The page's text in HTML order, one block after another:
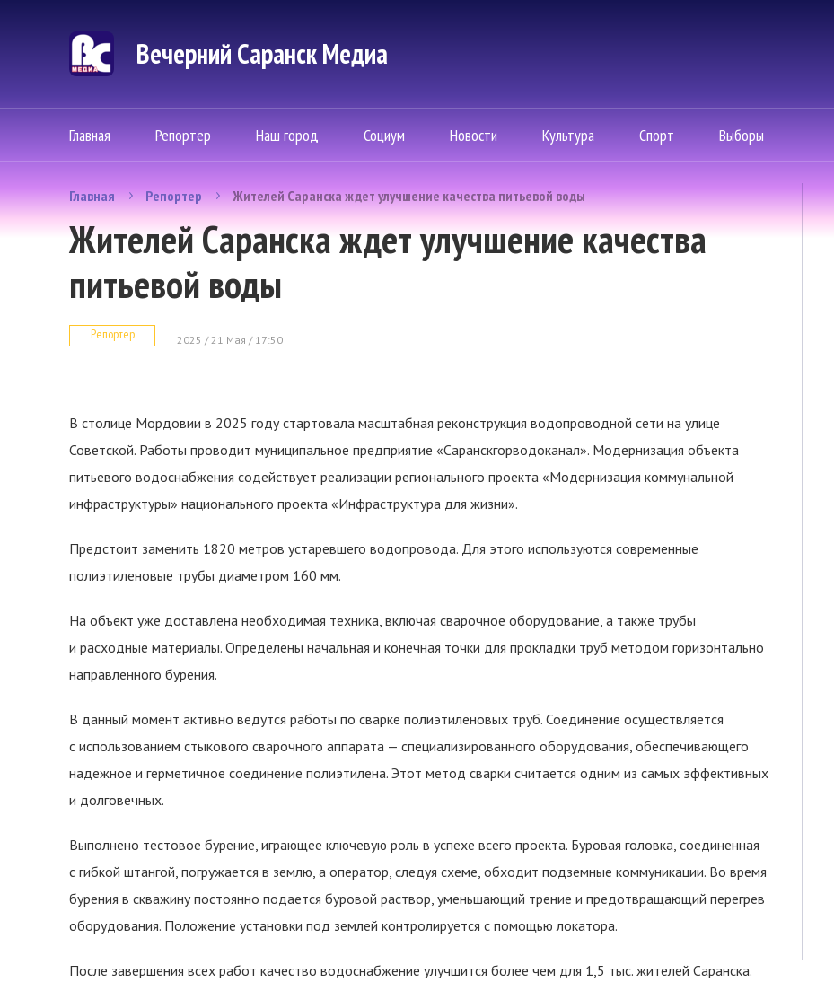
Вечерний Саранск Mедиа
Главная Репортер Наш город Социум Новости Культура Спорт Выборы
Главная Репортер Жителей Саранска ждет улучшение качества питьевой воды
Жителей Саранска ждет улучшение качества
питьевой воды
Репортер 2025 / 21 Мая / 17:50
В столице Мордовии в 2025 году стартовала масштабная реконструкция водопроводной сети на улице
Советской. Работы проводит муниципальное предприятие «Саранскгорводоканал». Модернизация объекта
питьевого водоснабжения содействует реализации регионального проекта «Модернизация коммунальной
инфраструктуры» национального проекта «Инфраструктура для жизни».
Предстоит заменить 1820 метров устаревшего водопровода. Для этого используются современные
полиэтиленовые трубы диаметром 160 мм.
На объект уже доставлена необходимая техника, включая сварочное оборудование, а также трубы
и расходные материалы. Определены начальная и конечная точки для прокладки труб методом горизонтально
направленного бурения.
В данный момент активно ведутся работы по сварке полиэтиленовых труб. Соединение осуществляется
с использованием стыкового сварочного аппарата — специализированного оборудования, обеспечивающего
надежное и герметичное соединение полиэтилена. Этот метод сварки считается одним из самых эффективных
и долговечных.
Выполнено тестовое бурение, играющее ключевую роль в успехе всего проекта. Буровая головка, соединенная
с гибкой штангой, погружается в землю, а оператор, следуя схеме, обходит подземные коммуникации. Во время
бурения в скважину постоянно подается буровой раствор, уменьшающий трение и предотвращающий перегрев
оборудования. Положение установки под землей контролируется с помощью локатора.
После завершения всех работ качество водоснабжение улучшится более чем для 1,5 тыс. жителей Саранска.